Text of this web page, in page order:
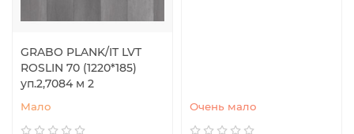
GRABO PLANK/IT LVT
ROSLIN 70 (1220*185)
уп.2,7084 м 2
Мало Очень мало